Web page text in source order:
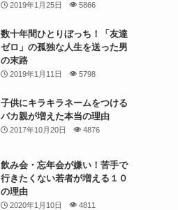
2019年1月25日 5866
数十年間ひとりぼっち！「友達
ゼロ」の孤独な人生を送った男
の末路
2019年1月11日 5798
子供にキラキラネームをつける
バカ親が増えた本当の理由
2017年10月20日 4876
飲み会・忘年会が嫌い！苦手で
行きたくない若者が増える１０
の理由
2020年1月10日 4811